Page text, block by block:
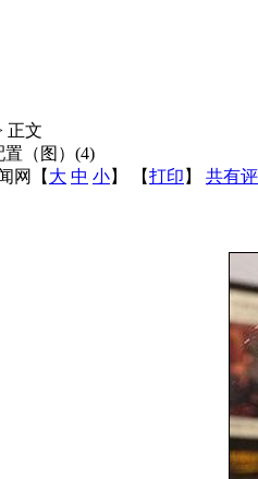
正文
置（图）(4)
网 【 大 中 小】 【打印 】 共有